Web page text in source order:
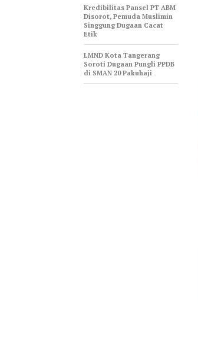
‎Kredibilitas Pansel PT ABM
Disorot, Pemuda Muslimin
Singgung Dugaan Cacat
Etik
LMND Kota Tangerang
Soroti Dugaan Pungli PPDB
di SMAN 20 Pakuhaji